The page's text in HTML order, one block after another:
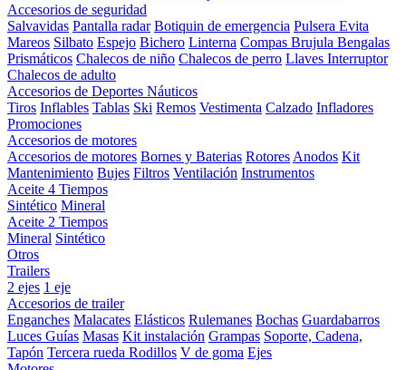
Accesorios de seguridad
Salvavidas Pantalla radar Botiquin de emergencia Pulsera Evita
Mareos Silbato Espejo Bichero Linterna Compas Brujula Bengalas
Prismáticos Chalecos de niño Chalecos de perro Llaves Interruptor
Chalecos de adulto
Accesorios de Deportes Náuticos
Tiros Inflables Tablas Ski Remos Vestimenta Calzado Infladores
Promociones
Accesorios de motores
Accesorios de motores Bornes y Baterias Rotores Anodos Kit
Mantenimiento Bujes Filtros Ventilación Instrumentos
Aceite 4 Tiempos
Sintético Mineral
Aceite 2 Tiempos
Mineral Sintético
Otros
Trailers
2 ejes 1 eje
Accesorios de trailer
Enganches Malacates Elásticos Rulemanes Bochas Guardabarros
Luces Guías Masas Kit instalación Grampas Soporte, Cadena,
Tapón Tercera rueda Rodillos V de goma Ejes